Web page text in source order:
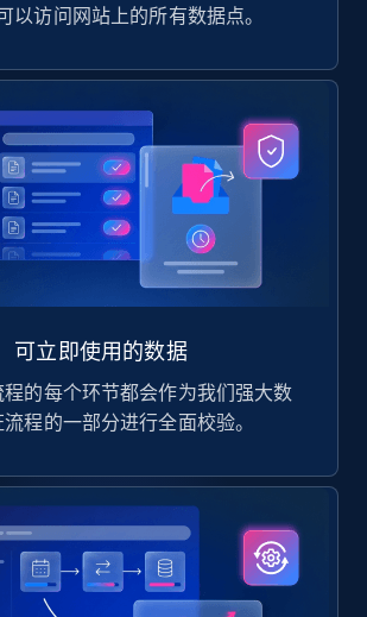
以访问网站上的所有数据点。
可立即使用的数据
的每个环节都会作为我们强大数
程的一部分进行全面校验。